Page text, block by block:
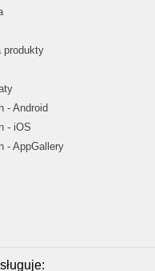
produkty
- Android
- iOS
- AppGallery